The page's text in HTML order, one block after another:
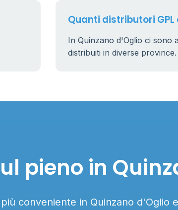
Quanti distributori
In Quinzano d'Oglio ci sono
distribuiti in diverse province.
pieno in
conveniente in Quinzano d'Oglio